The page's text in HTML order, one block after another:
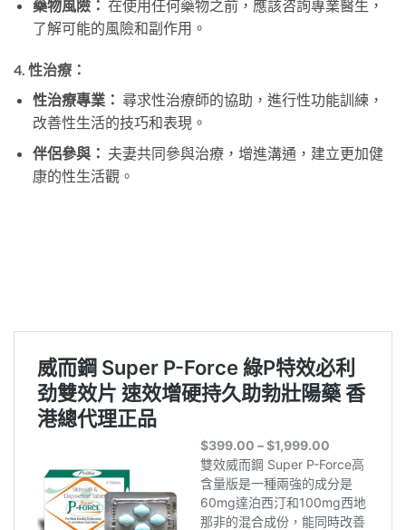
藥物風險： 在使用任何藥物之前，應該咨詢專業醫生，
了解可能的風險和副作用。
4. 性治療：
性治療專業： 尋求性治療師的協助，進行性功能訓練，
改善性生活的技巧和表現。
伴侶參與： 夫妻共同參與治療，增進溝通，建立更加健
康的性生活觀。